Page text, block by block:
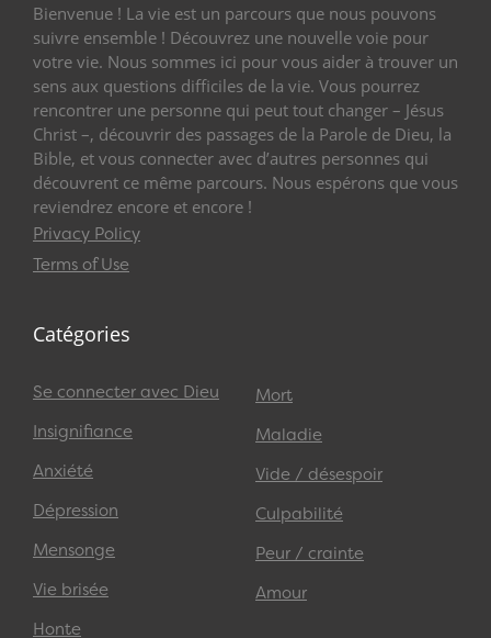
Bienvenue ! La vie est un parcours que nous pouvons
suivre ensemble ! Découvrez une nouvelle voie pour
votre vie. Nous sommes ici pour vous aider à trouver un
sens aux questions difficiles de la vie. Vous pourrez
rencontrer une personne qui peut tout changer – Jésus
Christ –, découvrir des passages de la Parole de Dieu, la
Bible, et vous connecter avec d’autres personnes qui
découvrent ce même parcours. Nous espérons que vous
reviendrez encore et encore !
Privacy Policy
Terms of Use
Catégories
Se connecter avec Dieu
Insignifiance
Anxiété
Dépression
Mensonge
Vie brisée
Honte
Mort
Maladie
Vide / désespoir
Culpabilité
Peur / crainte
Amour